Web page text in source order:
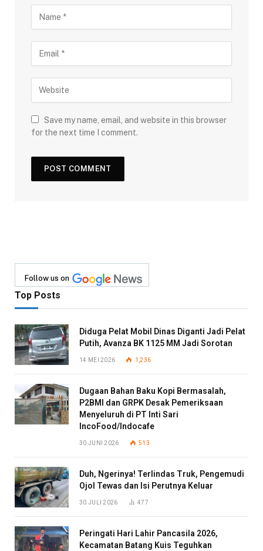
Save my name, email, and website in this browser
for the next time I comment.
Follow us on
Top Posts
Diduga Pelat Mobil Dinas Diganti Jadi Pelat
Putih, Avanza BK 1125 MM Jadi Sorotan
14 MEI 2026 1,236
Dugaan Bahan Baku Kopi Bermasalah,
P2BMI dan GRPK Desak Pemeriksaan
Menyeluruh di PT Inti Sari
IncoFood/Indocafe
30 JUNI 2026 513
Duh, Ngerinya! Terlindas Truk, Pengemudi
Ojol Tewas dan Isi Perutnya Keluar
30 JULI 2026 477
Peringati Hari Lahir Pancasila 2026,
Kecamatan Batang Kuis Teguhkan